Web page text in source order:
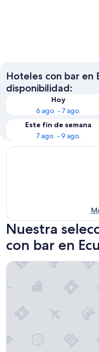
Hoteles con bar en
disponibilidad:
Hoy
6 ago. - 7 ago.
Este fin de semana
7 ago. - 9 ago.
Nuestra
con bar en
Wyndham Quito Airport